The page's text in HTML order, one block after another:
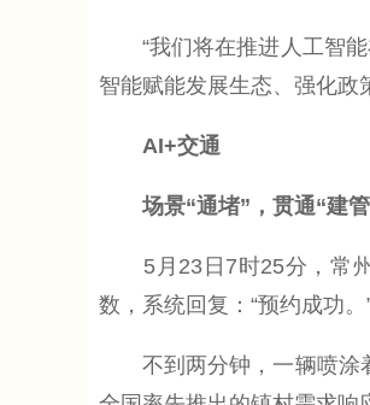
“我们将在推进人工智能
智能赋能发展生态、强化政
AI+交通
场景“通堵”，贯通“建管
5月23日7时25分，常州
数，系统回复：“预约成功。
不到两分钟，一辆喷涂着